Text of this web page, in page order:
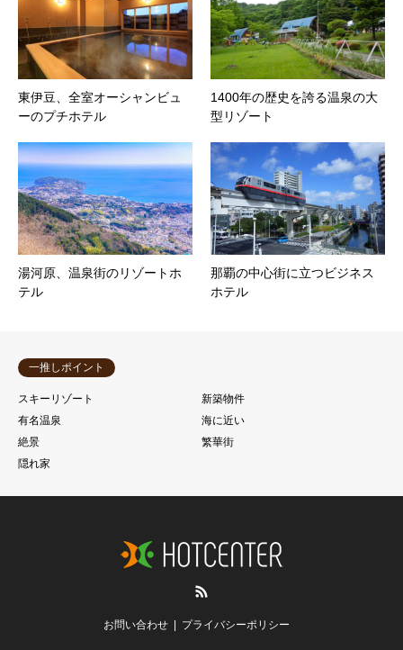
東伊豆、全室オーシャンビュ
ーのプチホテル
1400年の歴史を誇る温泉の大
型リゾート
湯河原、温泉街のリゾートホ
テル
那覇の中心街に立つビジネス
ホテル
一推しポイント
スキーリゾート
新築物件
有名温泉
海に近い
絶景
繁華街
隠れ家
お問い合わせ プライバシーポリシー